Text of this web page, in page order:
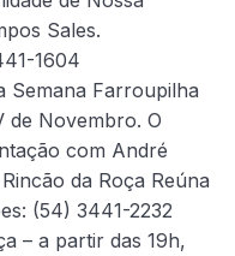
Sales.
1604
Semana Farroupilha
de Novembro. O
com André
da Roça Reúna
(54) 3441-2232
– a partir das 19h,